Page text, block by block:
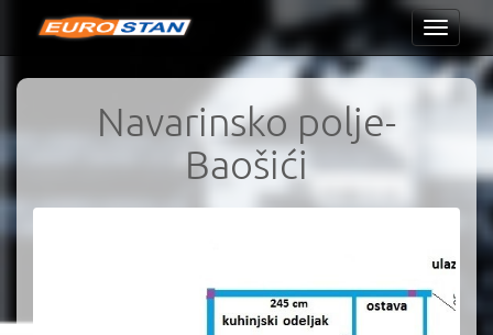
Toggle
Navarinsko polje-
Baošići